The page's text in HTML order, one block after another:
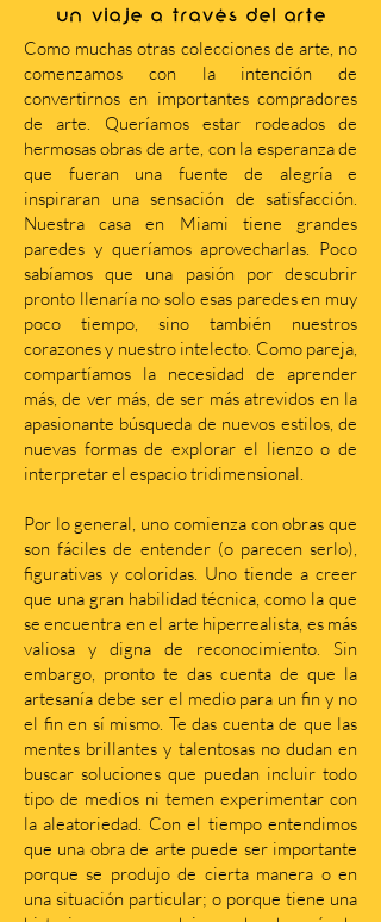
Un viaje a través del arte
Como muchas otras colecciones de arte, no
comenzamos con la intención de
convertirnos en importantes compradores
de arte. Queríamos estar rodeados de
hermosas obras de arte, con la esperanza de
que fueran una fuente de alegría e
inspiraran una sensación de satisfacción.
Nuestra casa en Miami tiene grandes
paredes y queríamos aprovecharlas. Poco
sabíamos que una pasión por descubrir
pronto llenaría no solo esas paredes en muy
poco tiempo, sino también nuestros
corazones y nuestro intelecto. Como pareja,
compartíamos la necesidad de aprender
más, de ver más, de ser más atrevidos en la
apasionante búsqueda de nuevos estilos, de
nuevas formas de explorar el lienzo o de
interpretar el espacio tridimensional.
Por lo general, uno comienza con obras que
son fáciles de entender (o parecen serlo),
figurativas y coloridas. Uno tiende a creer
que una gran habilidad técnica, como la que
se encuentra en el arte hiperrealista, es más
valiosa y digna de reconocimiento. Sin
embargo, pronto te das cuenta de que la
artesanía debe ser el medio para un fin y no
el fin en sí mismo. Te das cuenta de que las
mentes brillantes y talentosas no dudan en
buscar soluciones que puedan incluir todo
tipo de medios ni temen experimentar con
la aleatoriedad. Con el tiempo entendimos
que una obra de arte puede ser importante
porque se produjo de cierta manera o en
una situación particular; o porque tiene una